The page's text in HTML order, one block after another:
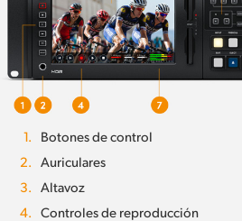
1.
Botones de control
2. Auriculares
3. Altavoz
4. Controles de reproducción